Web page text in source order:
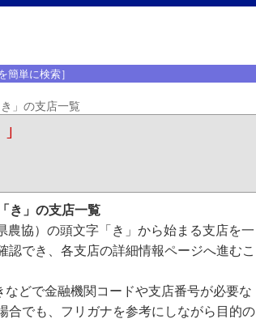
簡単に検索］
」の支店一覧
き」の支店一覧
農協）の頭文字「き」から始まる支店を一
でき、各支店の詳細情報ページへ進むこ
どで金融機関コードや支店番号が必要な
合でも、フリガナを参考にしながら目的の